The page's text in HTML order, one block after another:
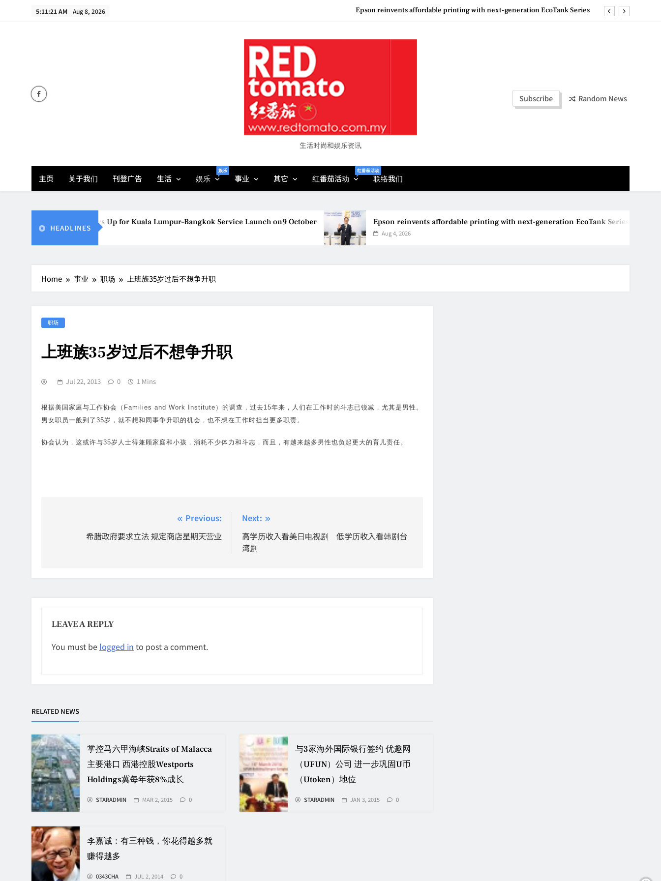
5:11:22 AM Aug 8, 2026 Epson reinvents affordable printing with next-generation EcoTank Series
Epson reinvents affordable printing with next-generation EcoTank Series
“See Her Heal – 1,000 Untold Stories” 为马来西亚妈妈提供分享剖腹产复原历程的空间
生活时尚和娱乐资讯
Subscribe Random News
主页 关于我们 刊登广告 生活 娱乐
娱乐
事业 其它 红番茄活动
红番茄活动
联络我们
HEADLINES
Vietjet Thailand Gears Up for Kuala Lumpur–Bangkok Service Launch on9 October
Aug 7, 2026
Epson reinvents affordable printing with next-generation EcoTank Series
Aug 4, 2026
Home 事业 职场 上班族35岁过后不想争升职
职场
上班族35岁过后不想争升职
Jul 22, 2013 0 1 Mins
根据美国家庭与工作协会（Families and Work Institute）的调查，过去15年来，人们在工作时的斗志已锐减，尤其是男性。
男女职员一般到了35岁，就不想和同事争升职的机会，也不想在工作时担当更多职责。
协会认为，这或许与35岁人士得兼顾家庭和小孩，消耗不少体力和斗志，而且，有越来越多男性也负起更大的育儿责任。
navigation
Previous:
希腊政府要求立法 规定商店星期天营业
Next:
高学历收入看美日电视剧 低学历收入看韩剧台
湾剧
LEAVE A REPLY
You must be logged in to post a comment.
RELATED NEWS
掌控马六甲海峡Straits of Malacca
主要港口 西港控股Westports
Holdings冀每年获8%成长
STARADMIN MAR 2, 2015 0
与3家海外国际银行签约 优趣网
（UFUN）公司 进一步巩固U币
（Utoken）地位
STARADMIN JAN 3, 2015 0
李嘉诚：有三种钱，你花得越多就
赚得越多
0343CHA JUL 2, 2014 0